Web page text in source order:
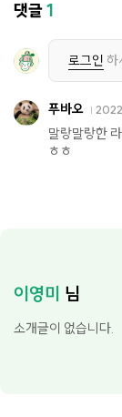
댓글1
로그인 하
푸바오
말랑말랑한
ㅎㅎ
이영미 님
소개글이 없습니다.